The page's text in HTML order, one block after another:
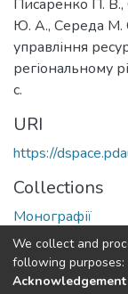
Писаренко П.
Ю. А., Середа М.
управління
регіональному
с.
URI
https://
Collections
Монографії
Full item
We collect and
following purposes: